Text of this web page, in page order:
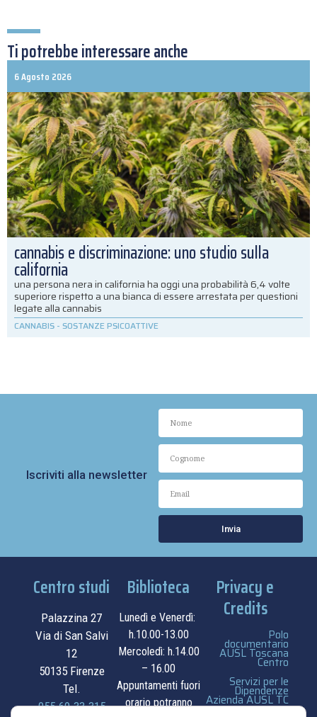
Ti potrebbe interessare anche
6 Agosto 2026
cannabis e discriminazione: uno studio sulla
california
una persona nera in california ha oggi una probabilità 6,4 volte
superiore rispetto a una bianca di essere arrestata per questioni
legate alla cannabis
CANNABIS - SOSTANZE PSICOATTIVE
Iscriviti alla newsletter
Invia
Centro studi
Palazzina 27
Via di San Salvi
12
50135 Firenze
Tel.
055.69.33.315
Biblioteca
Lunedì e Venerdì:
h.10.00-13.00
Mercoledì: h.14.00
– 16.00
Appuntamenti fuori
orario potranno
Privacy e
Credits
Polo
documentario
AUSL Toscana
Centro
Servizi per le
Dipendenze
Azienda AUSL TC